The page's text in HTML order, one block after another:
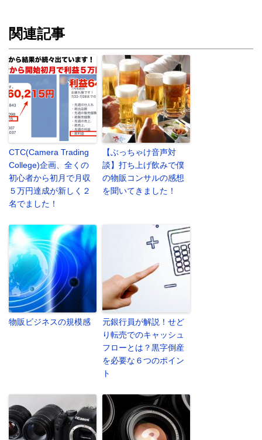
関連記事
CTC(Camera Trading
College)企画、全くの
初心者から初月で月収
５万円達成が新しく２
名でました！
【ぶっちゃけ音声対
談】打ち上げ飲みで僕
の物販コンサルの感想
を聞いてきました！
物販ビジネスの規模感
元銀行員が解説！せど
り転売でのキャッシュ
フローとは？黒字倒産
を必要な６つのポイン
ト